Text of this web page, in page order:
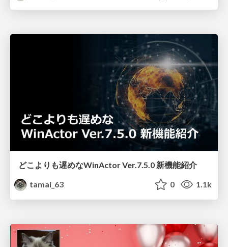
どこよりも遅めなWinActor Ver.7.5.0 新機能紹介
tamai_63
0 1.1k